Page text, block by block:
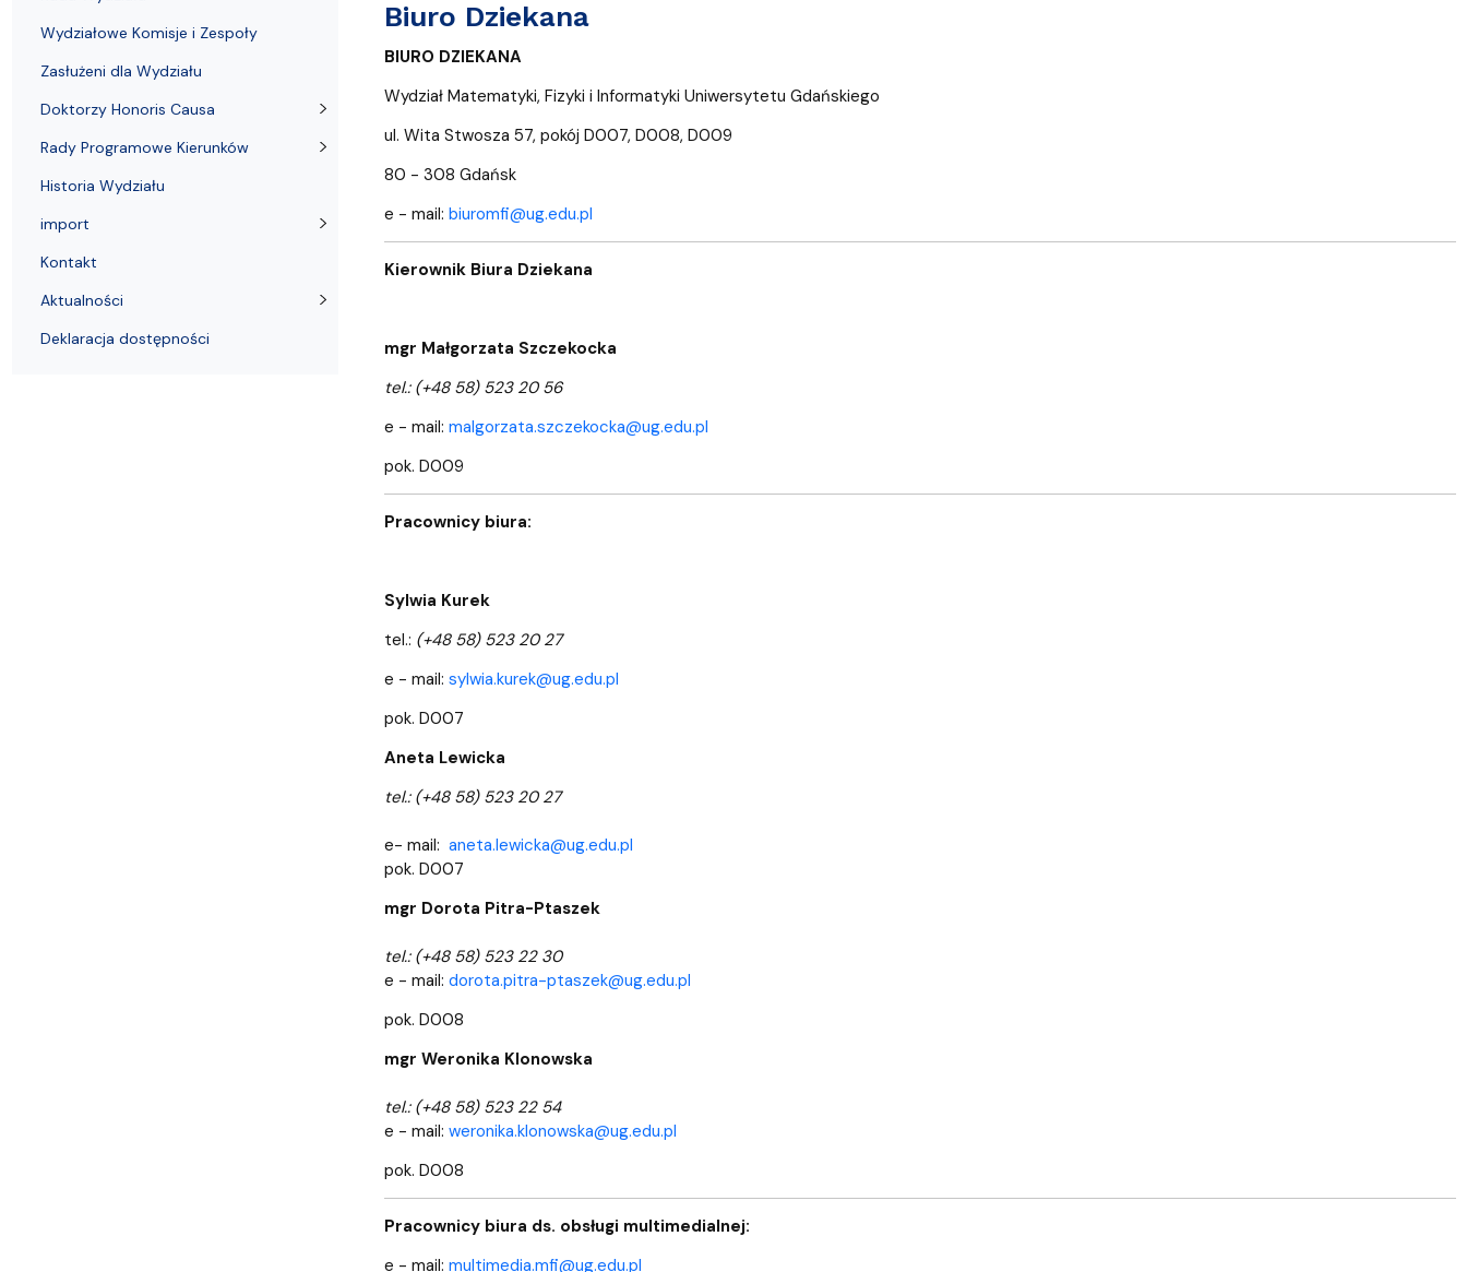
Biuro Dziekana
BIURO DZIEKANA
Wydział Matematyki, Fizyki i Informatyki Uniwersytetu Gdańskiego
ul. Wita Stwosza 57, pokój D007, D008, D009
80 - 308 Gdańsk
e - mail: biuromfi@ug.edu.pl
Kierownik Biura Dziekana
mgr Małgorzata Szczekocka
tel.: (+48 58) 523 20 56
e - mail: malgorzata.szczekocka@ug.edu.pl
pok. D009
Pracownicy biura:
Sylwia Kurek
tel.: (+48 58) 523 20 27
e - mail: sylwia.kurek@ug.edu.pl
pok. D007
Aneta Lewicka
tel.: (+48 58) 523 20 27
e- mail: aneta.lewicka@ug.edu.pl
pok. D007
mgr Dorota Pitra-Ptaszek
tel.: (+48 58) 523 22 30
e - mail: dorota.pitra-ptaszek@ug.edu.pl
pok. D008
mgr Weronika Klonowska
tel.: (+48 58) 523 22 54
e - mail: weronika.klonowska@ug.edu.pl
pok. D008
Pracownicy biura ds. obsługi multimedialnej:
e - mail: multimedia.mfi@ug.edu.pl
Wydziałowe Komisje i Zespoły
Zasłużeni dla Wydziału
Doktorzy Honoris Causa
Rady Programowe Kierunków
Historia Wydziału
import
Kontakt
Aktualności
Deklaracja dostępności